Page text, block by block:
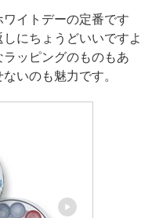
イトデーの定番です
にちょうどいいですよ
ッピングのものもあ
いのも魅力です。